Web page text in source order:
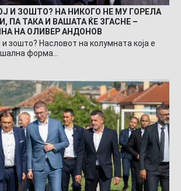
И ЗОШТО? НА НИКОГО НЕ МУ ГОРЕЛА
ПА ТАКА И ВАШАТА ЌЕ ЗГАСНЕ –
НА ОЛИВЕР АНДОНОВ
зошто? Насловот на колумната која е
форма…